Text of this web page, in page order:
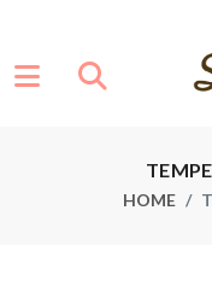
HOME